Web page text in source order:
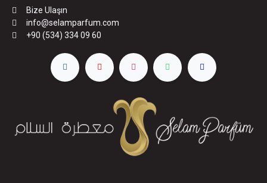
Bize Ulaşın
info@selamparfum.com
+90 (534) 334 09 60